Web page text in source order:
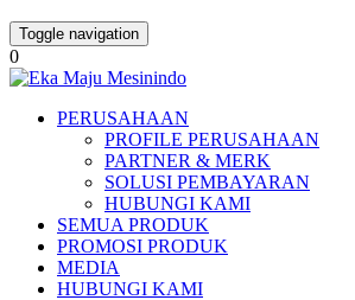
Toggle navigation
0
PERUSAHAAN
PROFILE PERUSAHAAN
PARTNER & MERK
SOLUSI PEMBAYARAN
HUBUNGI KAMI
SEMUA PRODUK
PROMOSI PRODUK
MEDIA
HUBUNGI KAMI